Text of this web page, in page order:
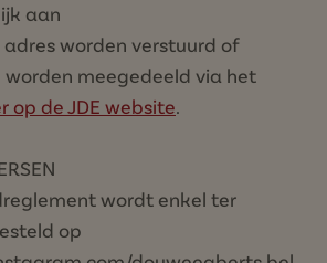
aan
worden verstuurd of
worden meegedeeld via het
op de JDE website.
wordt enkel ter
op